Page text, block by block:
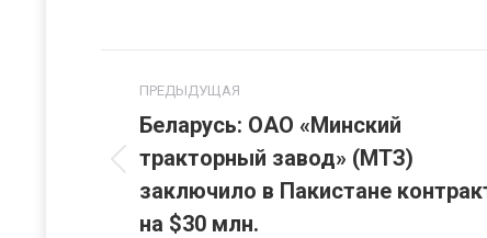
по
записям
ПРЕДЫДУЩАЯ
Предыдущая
запись:
Беларусь: ОАО «Минский
тракторный завод» (МТЗ)
заключило в Пакистане
на $30 млн.